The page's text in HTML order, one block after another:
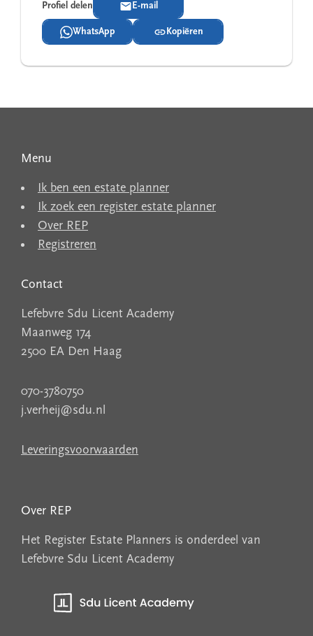
Profiel delen E-mail
WhatsApp Kopiëren
Menu
Ik ben een estate planner
Ik zoek een register estate planner
Over REP
Registreren
Contact
Lefebvre Sdu Licent Academy
Maanweg 174
2500 EA Den Haag
070-3780750
j.verheij@sdu.nl
Leveringsvoorwaarden
Over REP
Het Register Estate Planners is onderdeel van
Lefebvre Sdu Licent Academy